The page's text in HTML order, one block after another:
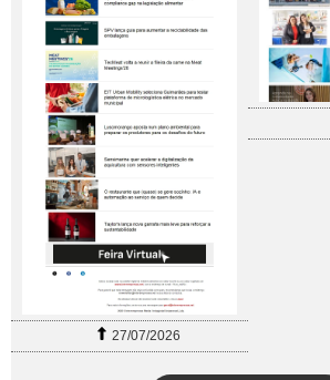
27/07/2026